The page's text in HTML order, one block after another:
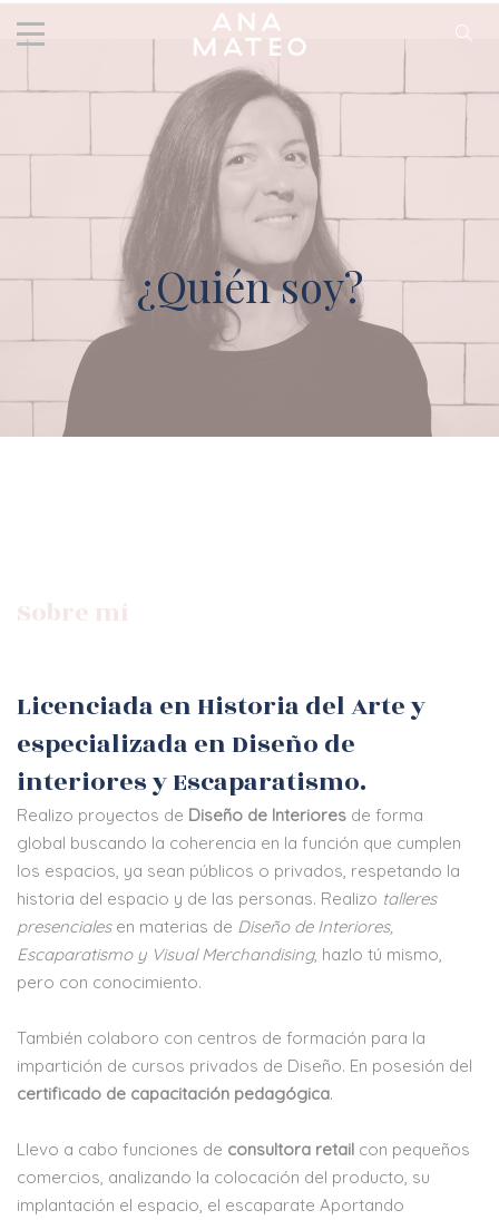
¿Quién soy?
Sobre mí
Licenciada en Historia del Arte y
especializada en Diseño de
interiores y Escaparatismo.
Realizo proyectos de Diseño de Interiores de forma
global buscando la coherencia en la función que cumplen
los espacios, ya sean públicos o privados, respetando la
historia del espacio y de las personas. Realizo talleres
presencialesen materias de Diseño de Interiores,
Escaparatismo y Visual Merchandising, hazlo tú mismo,
pero con conocimiento.
También colaboro con centros de formación para la
impartición de cursos privados de Diseño. En posesión del
certificado de capacitación pedagógica.
Llevo a cabo funciones de consultora retail con pequeños
comercios, analizando la colocación del producto, su
implantación el espacio, el escaparate Aportando